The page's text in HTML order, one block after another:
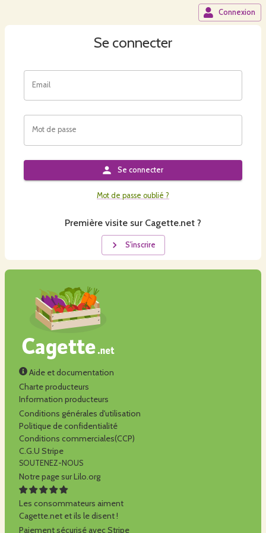
Connexion
Se connecter
Email
Mot de passe
Se connecter
Mot de passe oublié ?
Première visite sur Cagette.net ?
S'inscrire
Aide et documentation
Charte producteurs
Information producteurs
Conditions générales d'utilisation
Politique de confidentialité
Conditions commerciales(CCP)
C.G.U Stripe
SOUTENEZ-NOUS
Notre page sur Lilo.org
Les consommateurs aiment
Cagette.net et ils le disent !
Paiement sécurisé avec Stripe